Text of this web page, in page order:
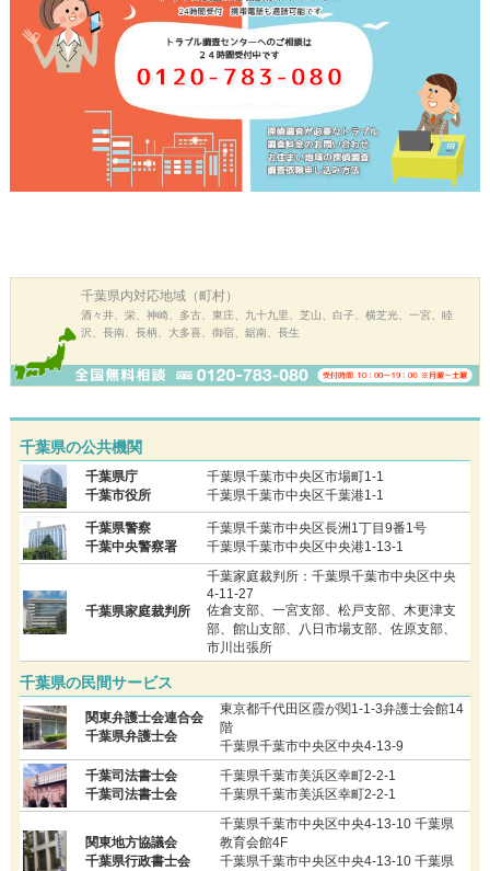
千葉県内対応地域（町村）
酒々井、栄、神崎、多古、東庄、九十九里、芝山、白子、横芝光、一宮、睦
沢、長南、長柄、大多喜、御宿、鋸南、長生
千葉県の公共機関
千葉県庁
千葉市役所
千葉県千葉市中央区市場町1-1
千葉県千葉市中央区千葉港1-1
千葉県警察
千葉中央警察署
千葉県千葉市中央区長洲1丁目9番1号
千葉県千葉市中央区中央港1-13-1
千葉県家庭裁判所
千葉家庭裁判所：千葉県千葉市中央区中央
4-11-27
佐倉支部、一宮支部、松戸支部、木更津支
部、館山支部、八日市場支部、佐原支部、
市川出張所
千葉県の民間サービス
関東弁護士会連合会
千葉県弁護士会
東京都千代田区霞が関1-1-3弁護士会館14
階
千葉県千葉市中央区中央4-13-9
千葉司法書士会
千葉司法書士会
千葉県千葉市美浜区幸町2-2-1
千葉県千葉市美浜区幸町2-2-1
関東地方協議会
千葉県行政書士会
千葉県千葉市中央区中央4-13-10 千葉県
教育会館4F
千葉県千葉市中央区中央4-13-10 千葉県